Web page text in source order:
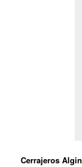
Cerrajeros